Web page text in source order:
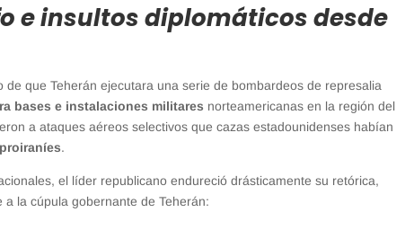
e insultos diplomáticos desde
de que Teherán ejecutara una serie de bombardeos de represalia
bases e instalaciones militares norteamericanas en la región del
a ataques aéreos selectivos que cazas estadounidenses habían
.
el líder republicano endureció drásticamente su retórica,
a la cúpula gobernante de Teherán: